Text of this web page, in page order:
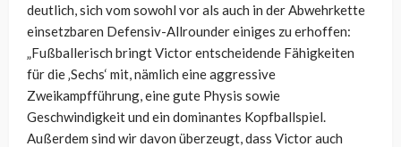
deutlich, sich vom sowohl vor als auch in der Abwehrkette
einsetzbaren Defensiv-Allrounder einiges zu erhoffen:
„Fußballerisch bringt Victor entscheidende Fähigkeiten
für die ‚Sechs‘ mit, nämlich eine aggressive
Zweikampfführung, eine gute Physis sowie
Geschwindigkeit und ein dominantes Kopfballspiel.
Außerdem sind wir davon überzeugt, dass Victor auch